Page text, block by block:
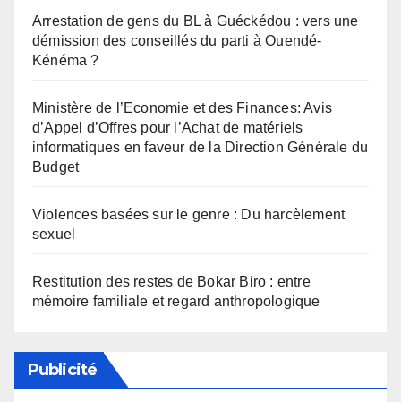
Arrestation de gens du BL à Guéckédou : vers une
démission des conseillés du parti à Ouendé-
Kénéma ?
Ministère de l’Economie et des Finances: Avis
d’Appel d’Offres pour l’Achat de matériels
informatiques en faveur de la Direction Générale du
Budget
Violences basées sur le genre : Du harcèlement
sexuel
Restitution des restes de Bokar Biro : entre
mémoire familiale et regard anthropologique
Publicité